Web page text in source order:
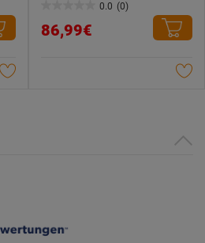
0.0 (0)
von
86,99€